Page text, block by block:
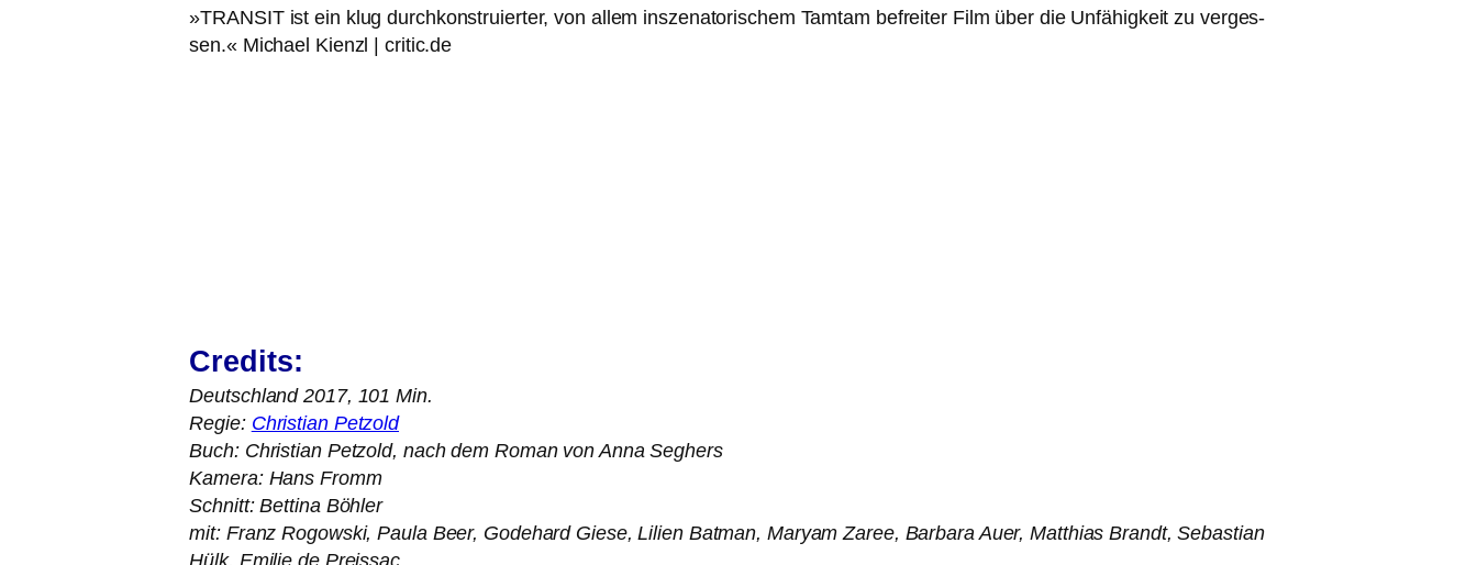
»TRANSITist ein klug durch­kon­stru­ier­ter, von allem insze­na­to­ri­schem Tamtam befrei­ter Film über die Unfähigkeit zu ver­ges­
sen.« Michael Kienzl | critic.de
Credits:
Deutschland 2017, 101 Min.
Regie: Christian Petzold
Buch: Christian Petzold, nach dem Roman von Anna Seghers
Kamera: Hans Fromm
Schnitt: Bettina Böhler
mit: Franz Rogowski, Paula Beer, Godehard Giese, Lilien Batman, Maryam Zaree, Barbara Auer, Matthias Brandt, Sebastian
Hülk, Emilie de Preissac